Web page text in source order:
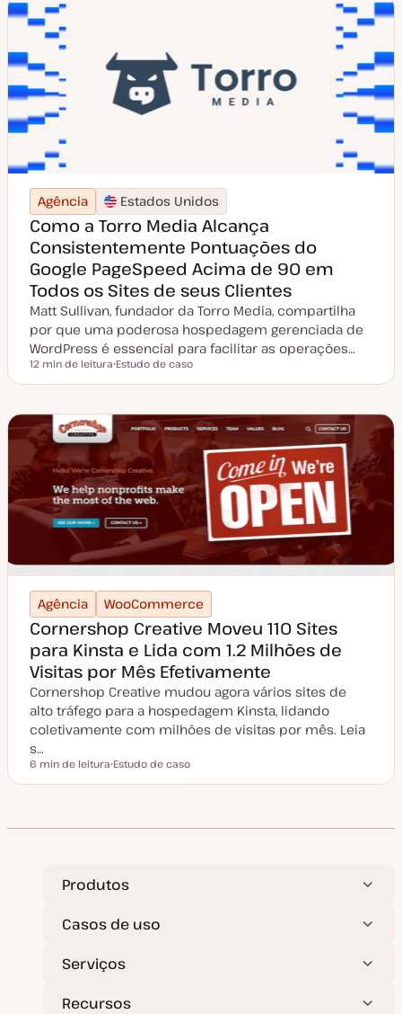
i
g
o
Agência Estados Unidos
Como a Torro Media Alcança
Consistentemente Pontuações do
Google PageSpeed Acima de 90 em
Todos os Sites de seus Clientes
Matt Sullivan, fundador da Torro Media, compartilha
por que uma poderosa hospedagem gerenciada de
WordPress é essencial para facilitar as operações…
Tempo de leitura
12 min de leitura
i
o
d
a
r
t
i
g
o
Estudo de caso
Agência WooCommerce
Cornershop Creative Moveu 110 Sites
para Kinsta e Lida com 1.2 Milhões de
Visitas por Mês Efetivamente
Cornershop Creative mudou agora vários sites de
alto tráfego para a hospedagem Kinsta, lidando
coletivamente com milhões de visitas por mês. Leia
s…
Tempo de leitura
6 min de leitura
i
i
g
Estudo de caso
Produtos
Casos de uso
Serviços
Recursos